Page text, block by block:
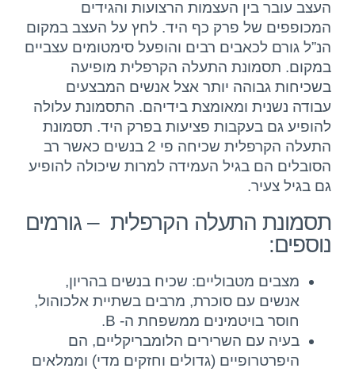
העצב עובר בין ‏העצמות הרצועות והגידים
המכופפים של פרק כף היד. לחץ על העצב במקום
הנ”ל גורם לכאבים רבים והופעל סימטומים עצביים
במקום. ‏תסמונת התעלה הקרפלית מופיעה
בשכיחות גבוהה יותר אצל אנשים המבצעים
עבודה נשנית ומאומצת בידיהם. התסמונת עלולה
להופיע גם בעקבות פציעות בפרק היד.‏ תסמונת
התעלה הקרפלית שכיחה פי 2 בנשים כאשר רב
הסובלים הם בגיל העמידה למרות שיכולה להופיע
גם בגיל ‏צעיר.‏
תסמונת התעלה הקרפלית – גורמים
נוספים:
מצבים מטבוליים: שכיח בנשים בהריון,
אנשים עם סוכרת, מרבים בשתיית אלכוהול,
חוסר בויטמינים ממשפחת ה- B.
בעיה עם השרירים הלומבריקליים, הם
היפרטרופיים (גדולים וחזקים מדי) וממלאים